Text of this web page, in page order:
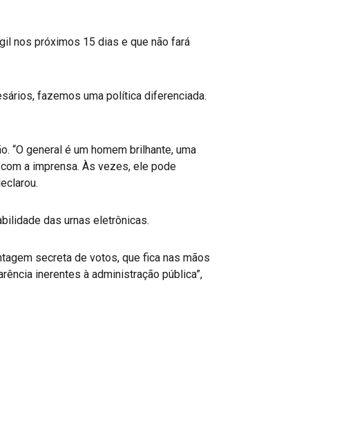
nos próximos 15 dias e que não fará
fazemos uma política diferenciada.
“O general é um homem brilhante, uma
a imprensa. Às vezes, ele pode
das urnas eletrônicas.
secreta de votos, que fica nas mãos
inerentes à administração pública”,